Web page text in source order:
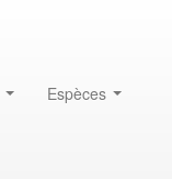
Espèces